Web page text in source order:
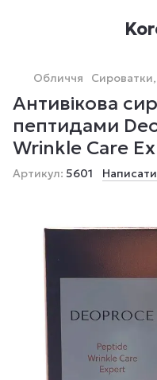
Обличчя Сироватки,
Антивікова
пептидами
Wrinkle Care
Артикул: 5601 Написати